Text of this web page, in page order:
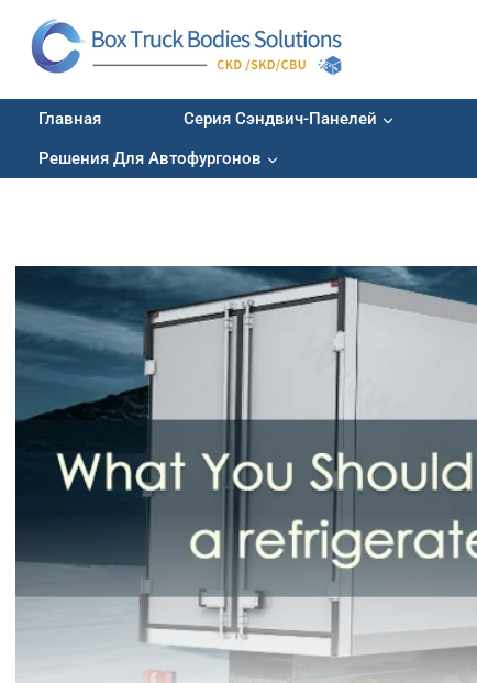
контенту
Главная Серия Сэндвич-Панелей
Решения Для Автофургонов